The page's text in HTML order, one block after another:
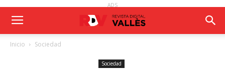
ADS
Inicio Sociedad
Sociedad